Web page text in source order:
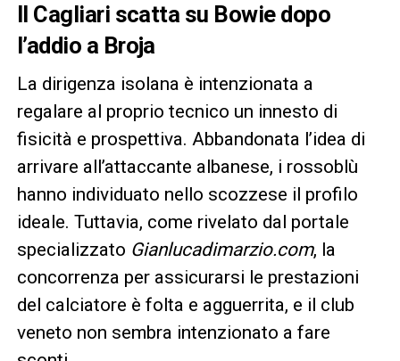
Il Cagliari scatta su Bowie dopo
l’addio a Broja
La dirigenza isolana è intenzionata a
regalare al proprio tecnico un innesto di
fisicità e prospettiva. Abbandonata l’idea di
arrivare all’attaccante albanese, i rossoblù
hanno individuato nello scozzese il profilo
ideale. Tuttavia, come rivelato dal portale
specializzato Gianlucadimarzio.com, la
concorrenza per assicurarsi le prestazioni
del calciatore è folta e agguerrita, e il club
veneto non sembra intenzionato a fare